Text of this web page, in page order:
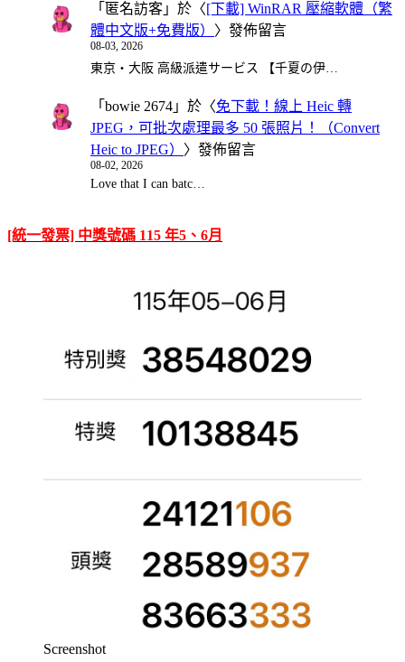
「 匿名訪客 」於〈[下載] WinRAR 壓縮軟體（繁
體中文版+免費版） 〉發佈留言
08-03, 2026
東京・大阪 高級派遣サービス 【千夏の伊…
「 bowie 2674 」於〈免下載！線上 Heic 轉
JPEG，可批次處理最多 50 張照片！（Convert
Heic to JPEG） 〉發佈留言
08-02, 2026
Love that I can batc…
[統一發票] 中獎號碼 115 年5、6月
Screenshot